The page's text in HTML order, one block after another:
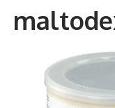
VERSET PARFEMI
PREPARATI ZA
Checkout